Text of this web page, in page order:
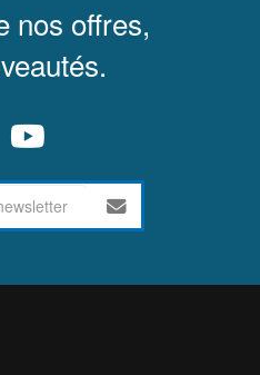
nos offres,